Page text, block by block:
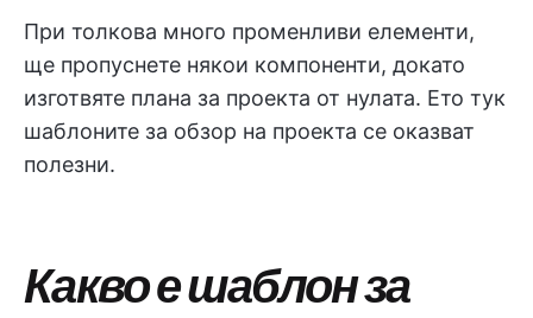
При толкова много променливи елементи,
ще пропуснете някои компоненти, докато
изготвяте плана за проекта от нулата. Ето тук
шаблоните за обзор на проекта се оказват
полезни.
Какво е шаблон за